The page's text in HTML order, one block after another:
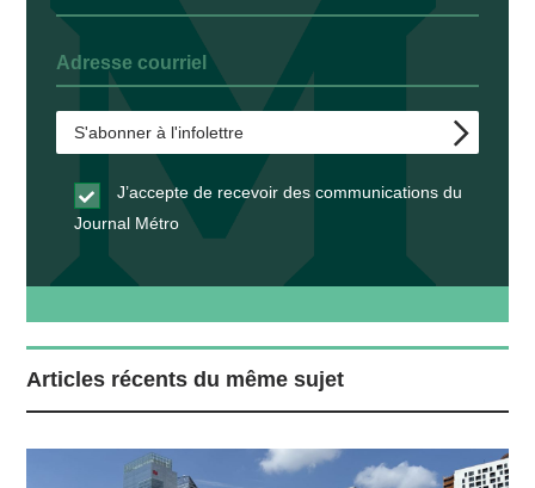
J’accepte de recevoir des communications du
Journal Métro
Articles récents du même sujet